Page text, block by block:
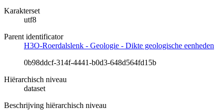
Karakterset
utf8
Parent identificator
H3O-Roerdalslenk - Geologie - Dikte geologische eenheden
0b98ddcf-314f-4441-b0d3-648d564fd15b
Hiërarchisch niveau
dataset
Beschrijving hiërarchisch niveau